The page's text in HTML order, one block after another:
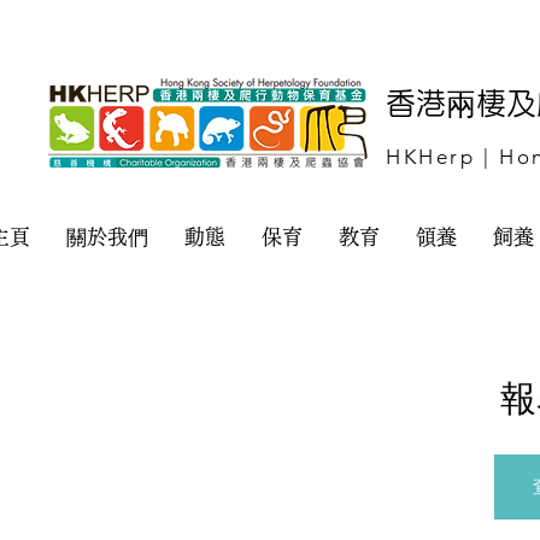
香港兩棲
HKHerp |
頁 關於我們 動態 保育 教育 領養 飼養